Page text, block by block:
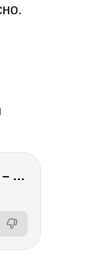
КАБАРДИНО-БАЛКАРИЯ – ПУТЕШЕСТВИЕ НА КАВКАЗ часть 3